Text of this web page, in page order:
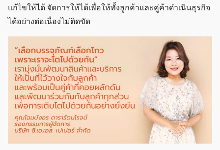
แก้ไขให้ได้ จัดการให้ได้เพื่อให้ทั้งลูกค้าและคู่ค้าดำเนินธุรกิจ
ได้อย่างต่อเนื่องไม่ติดขัด